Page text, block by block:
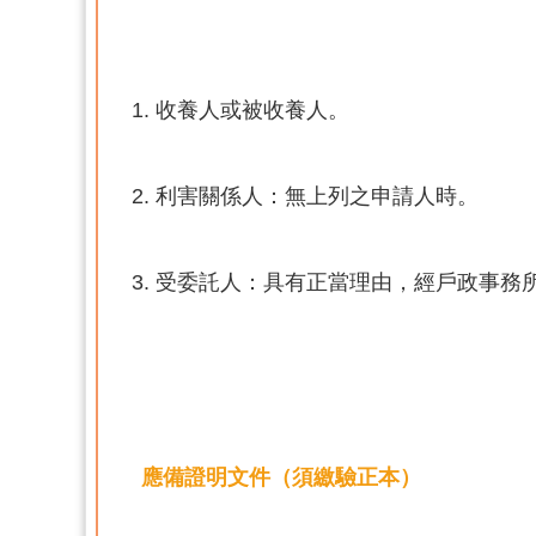
收養人或被收養人。
利害關係人：無上列之申請人時。
受委託人：具有正當理由，經戶政事務
應備證明文件（須繳驗正本）